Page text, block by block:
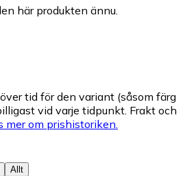
här produkten ännu.
tid för den variant (såsom färg
vid varje tidpunkt. Frakt och
mer om prishistoriken.
Allt